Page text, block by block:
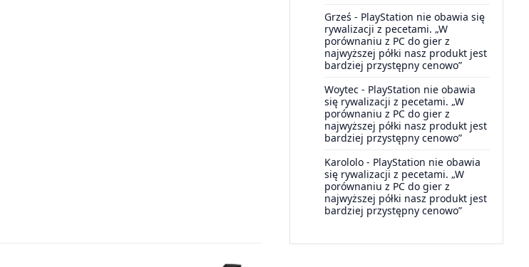
Grześ - PlayStation nie obawia się
rywalizacji z pecetami. „W
porównaniu z PC do gier z
najwyższej półki nasz produkt jest
bardziej przystępny cenowo”
Woytec - PlayStation nie obawia
się rywalizacji z pecetami. „W
porównaniu z PC do gier z
najwyższej półki nasz produkt jest
bardziej przystępny cenowo”
Karololo - PlayStation nie obawia
się rywalizacji z pecetami. „W
porównaniu z PC do gier z
najwyższej półki nasz produkt jest
bardziej przystępny cenowo”